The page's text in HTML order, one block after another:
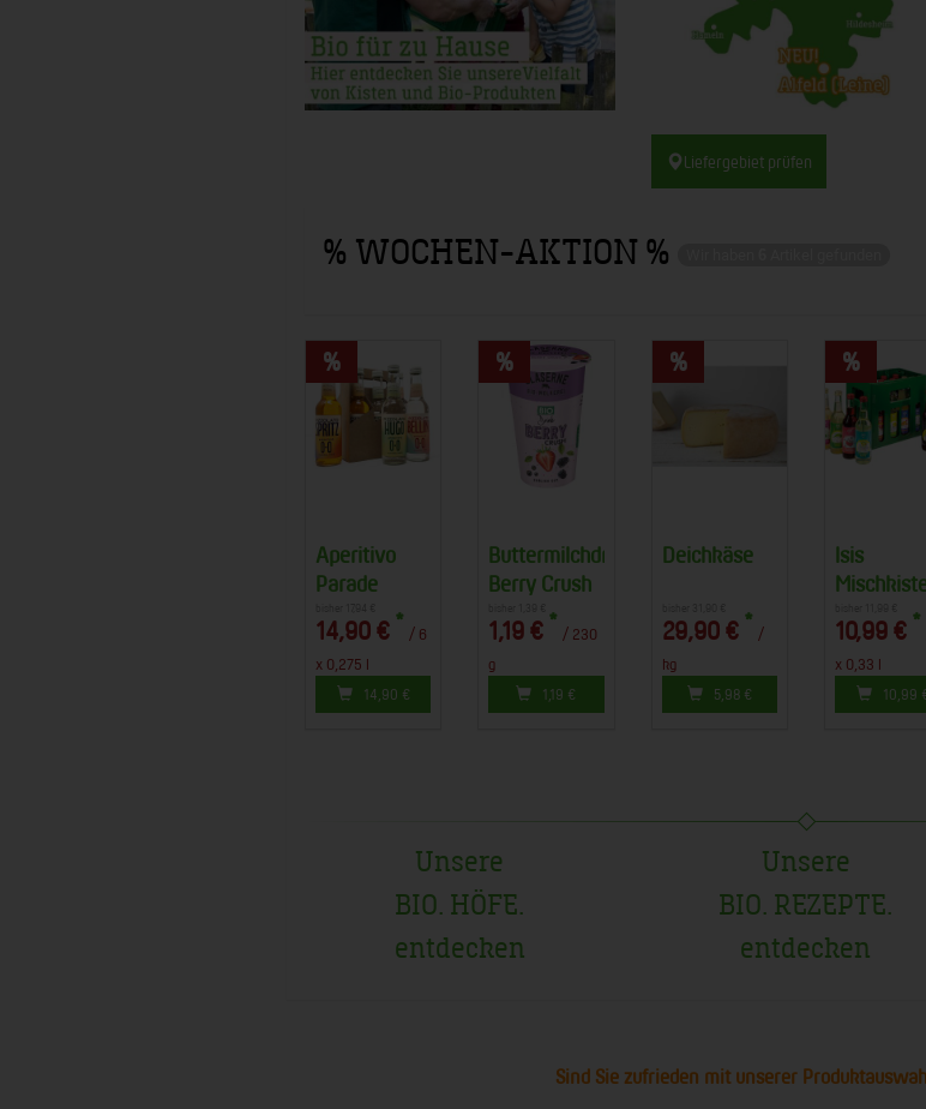
Liefergebiet prüfen
% WOCHEN-AKTION %
Aperitivo
Parade
14,90 € * / 6
x 0,275 l
14,90 €
Buttermilchdrink
Berry Crush
1,19 € * / 230
g
1,19 €
Deichkäse
29,90 € * /
kg
5,98 €
Isis
(12 x 0,33 l)
(BEU)
10,99 € *
x 0,33 l
10,99
Unsere
BIO. HÖFE.
entdecken
Unsere
BIO. REZEPTE.
entdecken
Sind Sie zufrieden mit unserer